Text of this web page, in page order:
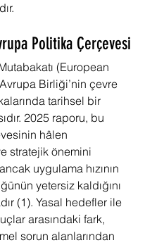
Politika Çerçevesi
(European
Birliği’nin çevre
tarihsel bir
2025 raporu, bu
hâlen
stratejik önemini
uygulama hızının
yetersiz kaldığını
(1). Yasal hedefler ile
arasındaki fark,
sorun alanlarından